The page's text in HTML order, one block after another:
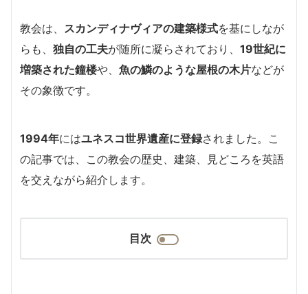
教会は、 スカンディナヴィアの建築様式を基にしなが
らも、 独自の工夫が随所に凝らされており、 19世紀に
増築された鐘楼や、 魚の鱗のような屋根の木片などが
その象徴です。
1994年にはユネスコ世界遺産に登録されました。こ
の記事では、この教会の歴史、建築、見どころを英語
を交えながら紹介します。
目次